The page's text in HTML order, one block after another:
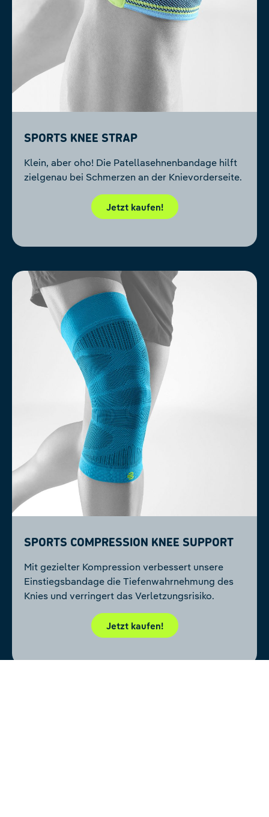
Sports Knee Strap
Klein, aber oho! Die Patellasehnenbandage hilft
zielgenau bei Schmerzen an der Knievorderseite.
Jetzt kaufen!
Sports Compression Knee Support
Mit gezielter Kompression verbessert unsere
Einstiegsbandage die Tiefenwahrnehmung des
Knies und verringert das Verletzungsrisiko.
Jetzt kaufen!